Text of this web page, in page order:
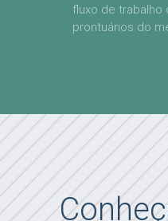
fluxo de trabalho
prontuários do